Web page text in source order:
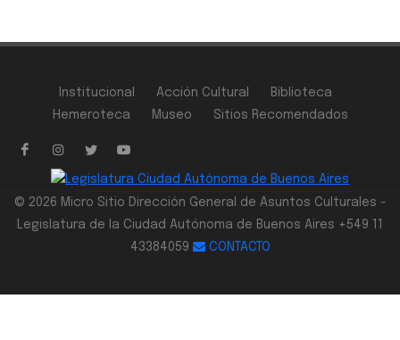
Institucional Acción Cultural
Biblioteca
Hemeroteca
Museo Sitios Recomendados
© 2026 Micro Sitio Dirección General de Asuntos Culturales -
Legislatura de la Ciudad Autónoma de Buenos Aires +549 11
43384059
CONTACTO